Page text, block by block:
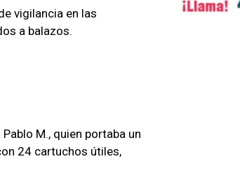
vigilancia en las
a balazos.
M., quien portaba un
24 cartuchos útiles,